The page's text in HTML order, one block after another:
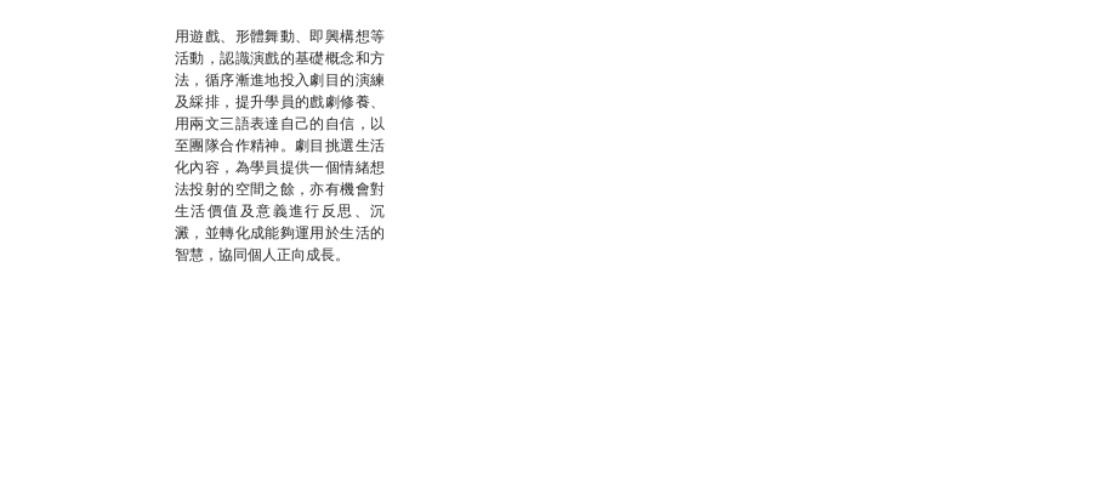
用遊戲、形體舞動、即興構想等
活動，認識演戲的基礎概念和方
法，循序漸進地投入劇目的演練
及綵排，提升學員的戲劇修養、
用兩文三語表達自己的自信，以
至團隊合作精神。劇目挑選生活
化內容，為學員提供一個情緒想
法投射的空間之餘，亦有機會對
生活價值及意義進行反思、沉
澱，並轉化成能夠運用於生活的
智慧，協同個人正向成長。